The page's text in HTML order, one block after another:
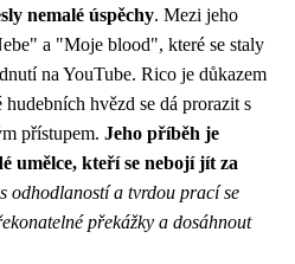
nemalé úspěchy. Mezi jeho
a "Moje blood", které se staly
na YouTube. Rico je důkazem
hvězd se dá prorazit s
přístupem. Jeho příběh je
umělce, kteří se nebojí jít za
odhodlaností a tvrdou prací se
překážky a dosáhnout